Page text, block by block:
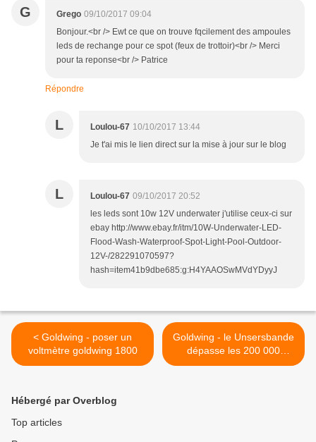
G Grego 09/10/2017 09:04
Bonjour.<br /> Ewt ce que on trouve fqcilement des ampoules
leds de rechange pour ce spot (feux de trottoir)<br /> Merci
pour ta reponse<br /> Patrice
Répondre
L Loulou-67 10/10/2017 13:44
Je t'ai mis le lien direct sur la mise à jour sur le blog
L Loulou-67 09/10/2017 20:52
les leds sont 10w 12V underwater j'utilise ceux-ci sur
ebay http://www.ebay.fr/itm/10W-Underwater-LED-
Flood-Wash-Waterproof-Spot-Light-Pool-Outdoor-
12V-/282291070597?
hash=item41b9dbe685:g:H4YAAOSwMVdYDyyJ
< Goldwing - poser un
voltmètre goldwing 1800
Goldwing - le Unsersbande
dépasse les 200 000
connexions >
Hébergé par Overblog
Top articles